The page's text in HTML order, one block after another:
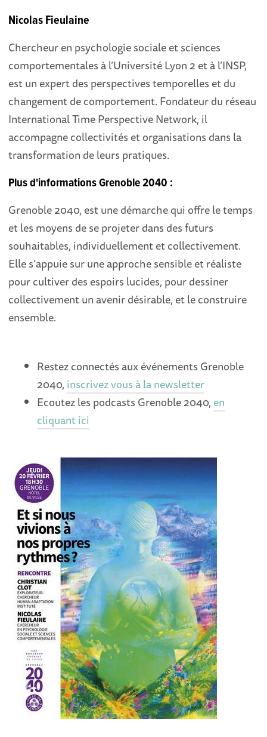
Nicolas Fieulaine
Chercheur en psychologie sociale et sciences
comportementales à l’Université Lyon 2 et à l’INSP,
est un expert des perspectives temporelles et du
changement de comportement. Fondateur du réseau
International Time Perspective Network, il
accompagne collectivités et organisations dans la
transformation de leurs pratiques.
Plus d'informations Grenoble 2040 :
Grenoble 2040, est une démarche qui offre le temps
et les moyens de se projeter dans des futurs
souhaitables, individuellement et collectivement.
Elle s’appuie sur une approche sensible et réaliste
pour cultiver des espoirs lucides, pour dessiner
collectivement un avenir désirable, et le construire
ensemble.
Restez connectés aux événements Grenoble
2040, inscrivez vous à la newsletter
Ecoutez les podcasts Grenoble 2040, en
cliquant ici